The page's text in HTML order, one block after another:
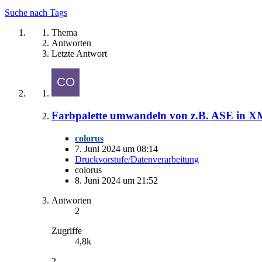
Suche nach Tags
Thema
Antworten
Letzte Antwort
Farbpalette umwandeln von z.B. ASE in
colorus
7. Juni 2024 um 08:14
Druckvorstufe/Datenverarbeitung
colorus
8. Juni 2024 um 21:52
Antworten
2
Zugriffe
4,8k